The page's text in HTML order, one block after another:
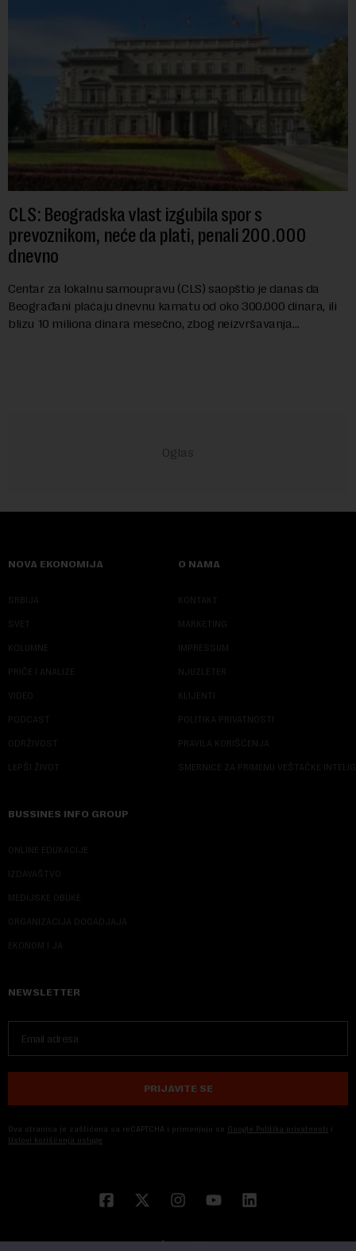
CLS: Beogradska vlast izgubila spor s
prevoznikom, neće da plati, penali 200.000
dnevno
Centar za lokalnu samoupravu (CLS) saopštio je danas da
Beograđani plaćaju dnevnu kamatu od oko 300.000 dinara, ili
blizu 10 miliona dinara mesečno, zbog neizvršavanja
NOVA EKONOMIJA
SRBIJA
SVET
KOLUMNE
PRIČE I ANALIZE
VIDEO
PODCAST
ODRŽIVOST
LEPŠI ŽIVOT
O NAMA
KONTAKT
MARKETING
IMPRESSUM
NJUZLETER
KLIJENTI
POLITIKA PRIVATNOSTI
PRAVILA KORIŠĆENJA
SMERNICE ZA PRIMENU VEŠTAČKE
BUSSINES INFO GROUP
ONLINE EDUKACIJE
IZDAVAŠTVO
MEDIJSKE OBUKE
ORGANIZACIJA DOGADJAJA
EKONOM I JA
NEWSLETTER
PRIJAVITE SE
Ova stranica je zaštićena sa reCAPTCHA i primenjuju se Google Politika privatnosti i
Uslovi korišćenja usluge